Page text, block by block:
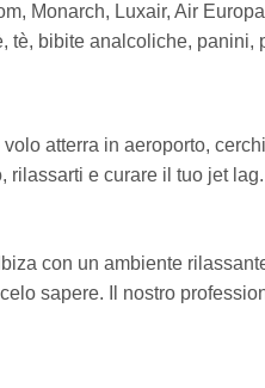
Monarch, Luxair, Air
tè, bibite analcoliche, panini,
atterra in aeroporto,
rilassarti e curare il tuo jet lag.
con un ambiente
sapere. Il nostro